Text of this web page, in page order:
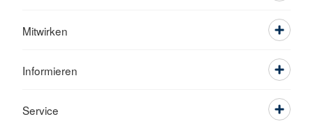
Mitwirken
Informieren
Service